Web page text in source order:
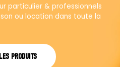
particulier & professionnels
ou location dans toute la
PRODUITS